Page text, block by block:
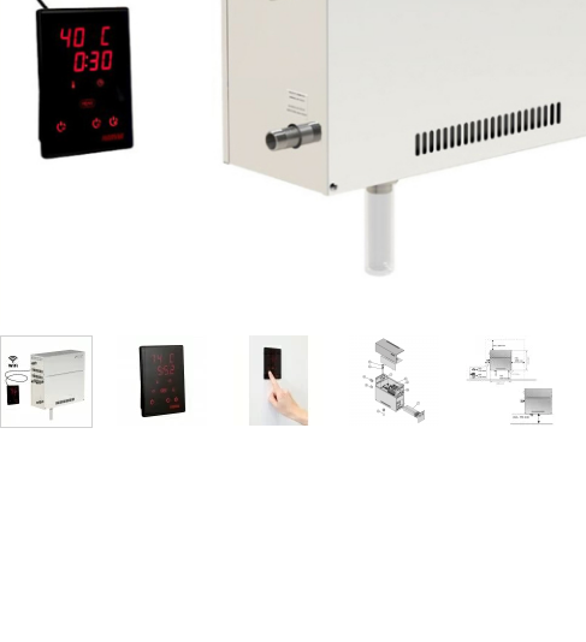
Аудио/Акустика
Освещение
Дерево для бани
Мебель для бани
Душевые и паровые
Blumenberg
HygroMatik
Kusaterm Craft
Инжкомцентр 3D SAUNA
Вулкан